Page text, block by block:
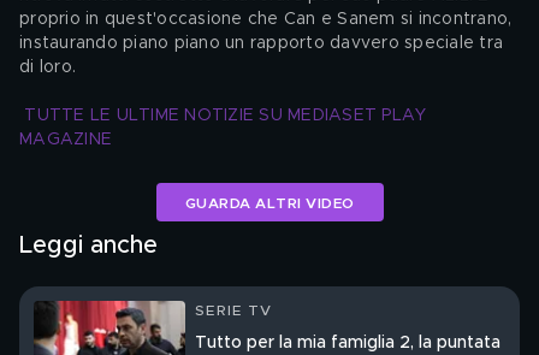
proprio in quest'occasione che Can e Sanem si incontrano,
instaurando piano piano un rapporto davvero speciale tra
di loro.
TUTTE LE ULTIME NOTIZIE SU MEDIASET PLAY
MAGAZINE
GUARDA ALTRI VIDEO
Leggi anche
SERIE TV
Tutto per la mia famiglia 2, la puntata